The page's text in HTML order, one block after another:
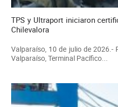
TPS y Ultraport iniciaron
Chilevalora
Valparaíso, 10 de julio de 2026.-
Valparaíso, Terminal Pacífico...